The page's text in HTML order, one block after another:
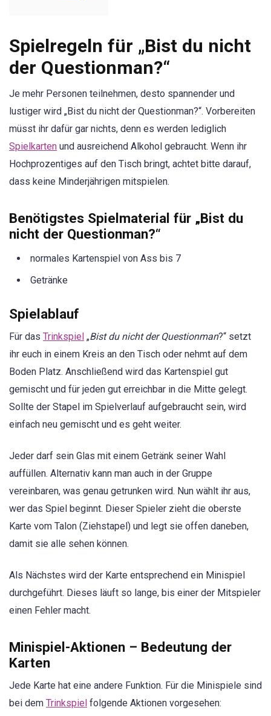
Spielregeln für „Bist du nicht
der Questionman?“
Je mehr Personen teilnehmen, desto spannender und
lustiger wird „Bist du nicht der Questionman?“. Vorbereiten
müsst ihr dafür gar nichts, denn es werden lediglich
Spielkarten und ausreichend Alkohol gebraucht. Wenn ihr
Hochprozentiges auf den Tisch bringt, achtet bitte darauf,
dass keine Minderjährigen mitspielen.
Benötigstes Spielmaterial für „Bist du
nicht der Questionman?“
normales Kartenspiel von Ass bis 7
Getränke
Spielablauf
Für das Trinkspiel „Bist du nicht der Questionman?“ setzt
ihr euch in einem Kreis an den Tisch oder nehmt auf dem
Boden Platz. Anschließend wird das Kartenspiel gut
gemischt und für jeden gut erreichbar in die Mitte gelegt.
Sollte der Stapel im Spielverlauf aufgebraucht sein, wird
einfach neu gemischt und es geht weiter.
Jeder darf sein Glas mit einem Getränk seiner Wahl
auffüllen. Alternativ kann man auch in der Gruppe
vereinbaren, was genau getrunken wird. Nun wählt ihr aus,
wer das Spiel beginnt. Dieser Spieler zieht die oberste
Karte vom Talon (Ziehstapel) und legt sie offen daneben,
damit sie alle sehen können.
Als Nächstes wird der Karte entsprechend ein Minispiel
durchgeführt. Dieses läuft so lange, bis einer der Mitspieler
einen Fehler macht.
Minispiel-Aktionen – Bedeutung der
Karten
Jede Karte hat eine andere Funktion. Für die Minispiele sind
bei dem Trinkspiel folgende Aktionen vorgesehen: